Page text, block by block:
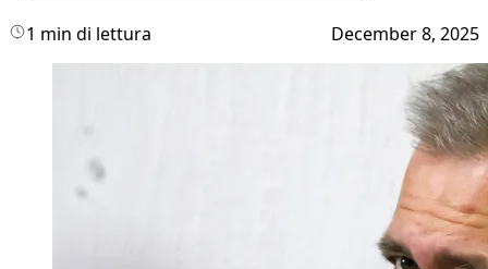
1 min di lettura December 8, 2025